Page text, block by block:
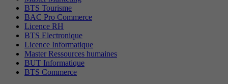
BTS Tourisme
BAC Pro Commerce
Licence RH
BTS Electronique
Licence Informatique
Master Ressources humaines
BUT Informatique
BTS Commerce